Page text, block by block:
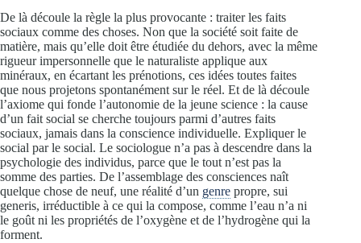
De là découle la règle la plus provocante : traiter les faits
sociaux comme des choses. Non que la société soit faite de
matière, mais qu’elle doit être étudiée du dehors, avec la même
rigueur impersonnelle que le naturaliste applique aux
minéraux, en écartant les prénotions, ces idées toutes faites
que nous projetons spontanément sur le réel. Et de là découle
l’axiome qui fonde l’autonomie de la jeune science : la cause
d’un fait social se cherche toujours parmi d’autres faits
sociaux, jamais dans la conscience individuelle. Expliquer le
social par le social. Le sociologue n’a pas à descendre dans la
psychologie des individus, parce que le tout n’est pas la
somme des parties. De l’assemblage des consciences naît
quelque chose de neuf, une réalité d’un genre propre, sui
generis, irréductible à ce qui la compose, comme l’eau n’a ni
le goût ni les propriétés de l’oxygène et de l’hydrogène qui la
forment.